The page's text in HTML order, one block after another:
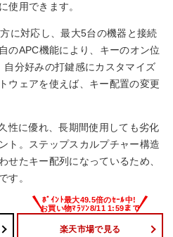
使用できます。
に対応し、最大5台の機器と接続
のAPC機能により、キーのオン位
分好みの打鍵感にカスタマイズ
ウェアを使えば、キー配置の変更
性に優れ、長期間使用しても劣化
ト。ステップスカルプチャー構造
せたキー配列になっているため、
す。
楽天市場で見る